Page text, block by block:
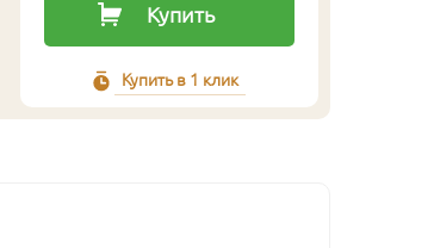
Купить
Купить в 1 клик